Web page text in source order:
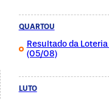
QUARTOU
Resultado da
(05/08)
LUTO